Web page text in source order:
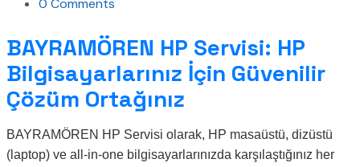
0 Comments
BAYRAMÖREN HP Servisi: HP
Bilgisayarlarınız İçin Güvenilir
Çözüm Ortağınız
BAYRAMÖREN HP Servisi olarak, HP masaüstü, dizüstü
(laptop) ve all-in-one bilgisayarlarınızda karşılaştığınız her